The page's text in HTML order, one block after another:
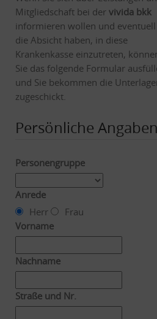
Mitgliedschaft bei der vivida bkk
informieren wollen und eventuell
die Absicht haben, in diese
Krankenkasse einzutreten,
Sie das folgende Formular
und Sie bekommen die
zugeschickt.
Persönliche Angaben
Personengruppe
Anrede
Herr
Frau
Vorname
Nachname
Straße und Nr.